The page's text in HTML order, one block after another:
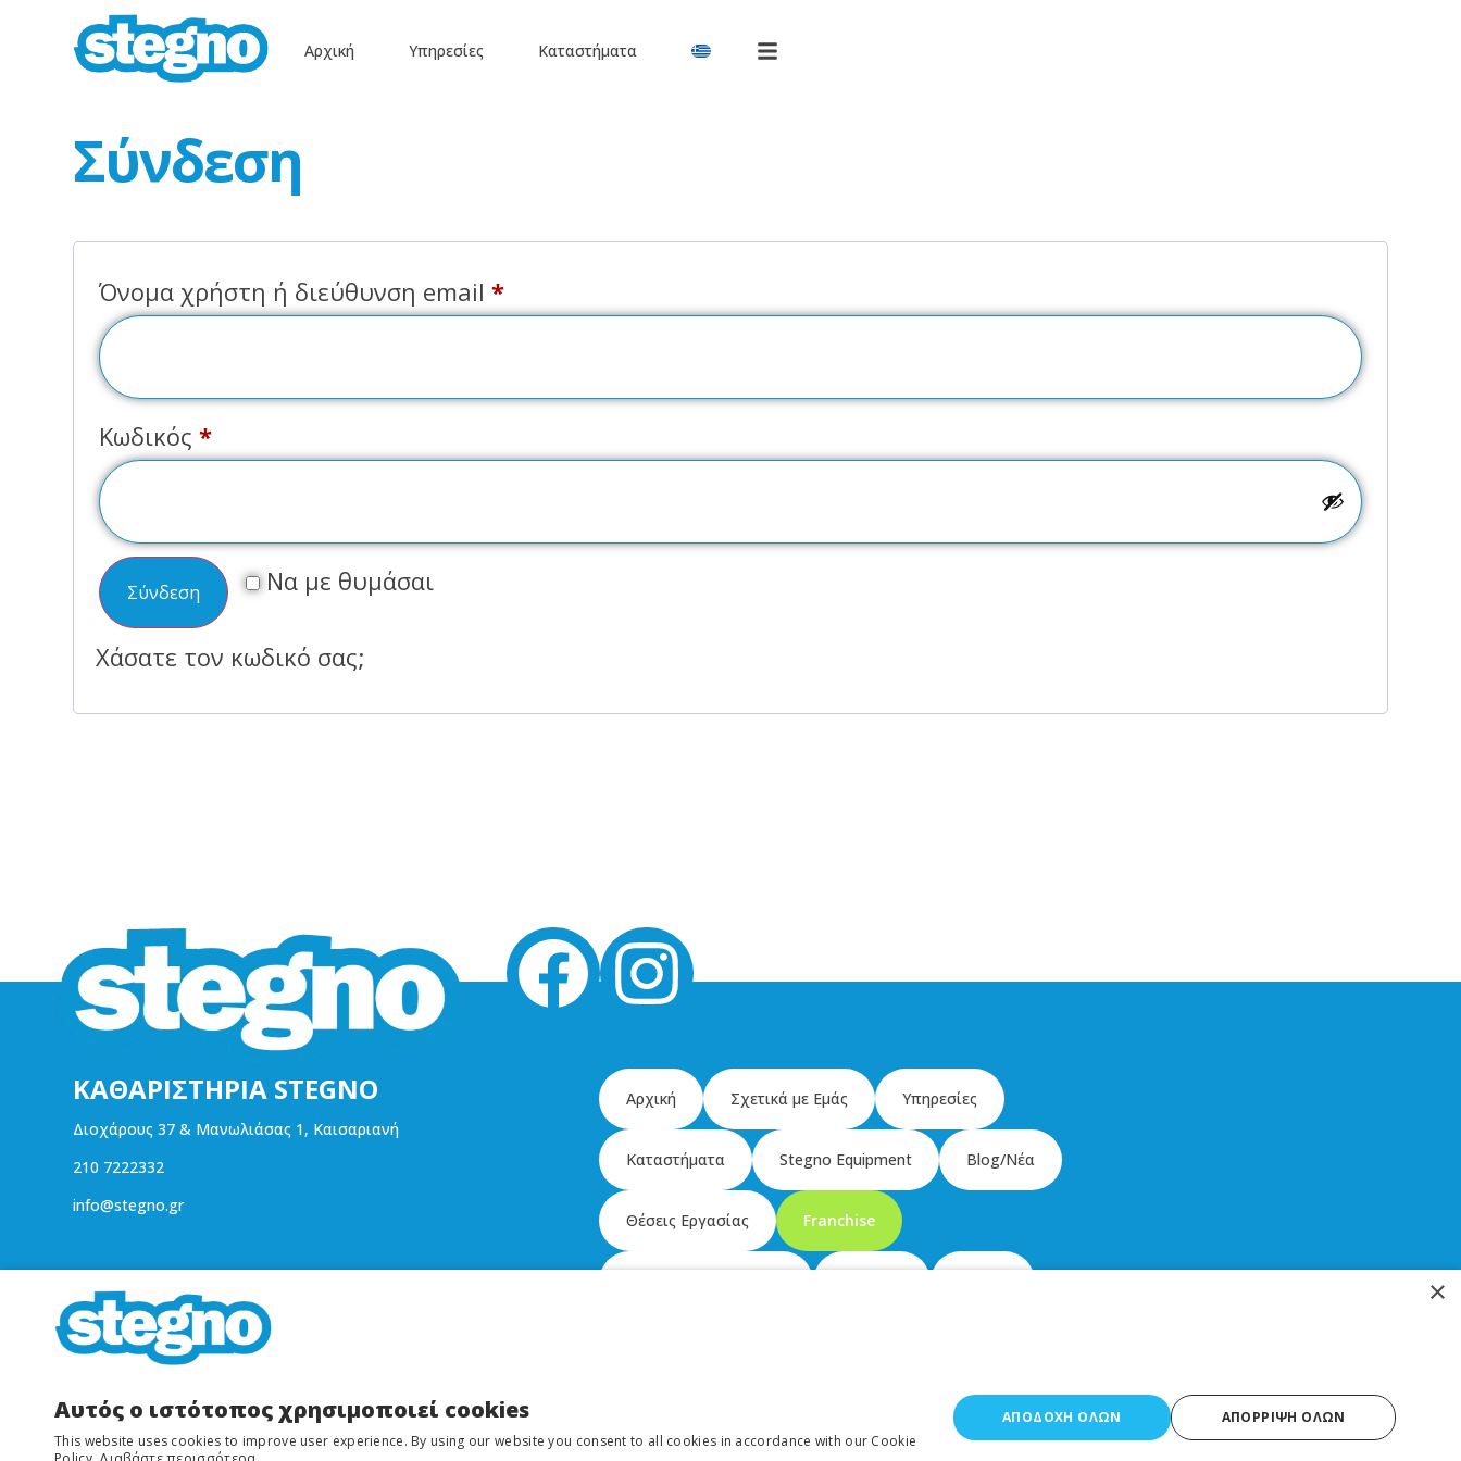
Αρχική Υπηρεσίες Καταστήματα
Σύνδεση
Όνομα χρήστη ή διεύθυνση email*
Κωδικός*
Να με θυμάσαι
Σύνδεση
Χάσατε τον κωδικό σας;
ΚΑΘΑΡΙΣΤΗΡΙΑ STEGNO
Διοχάρους 37 & Μανωλιάσας 1, Καισαριανή
210 7222332
info@stegno.gr
Αρχική Σχετικά με Εμάς Υπηρεσίες
Καταστήματα Stegno Equipment Blog/Νέα
Θέσεις Εργασίας Franchise
Πολιτικές
Πολιτική Απορρήτου
Όροι Χρήσης
×
Αυτός ο ιστότοπος χρησιμοποιεί cookies
This website uses cookies to improve user experience. By using our website you consent to all cookies in accordance with our Cookie
ΑΠΟΔΟΧΗ ΟΛΩΝ ΑΠΟΡΡΙΨΗ ΟΛΩΝ